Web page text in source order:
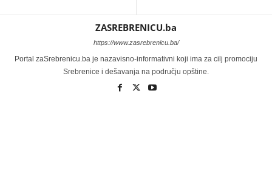
ZASREBRENICU.ba
https://www.zasrebrenicu.ba/
Portal zaSrebrenicu.ba je nazavisno-informativni koji ima za cilj promociju
Srebrenice i dešavanja na području opštine.